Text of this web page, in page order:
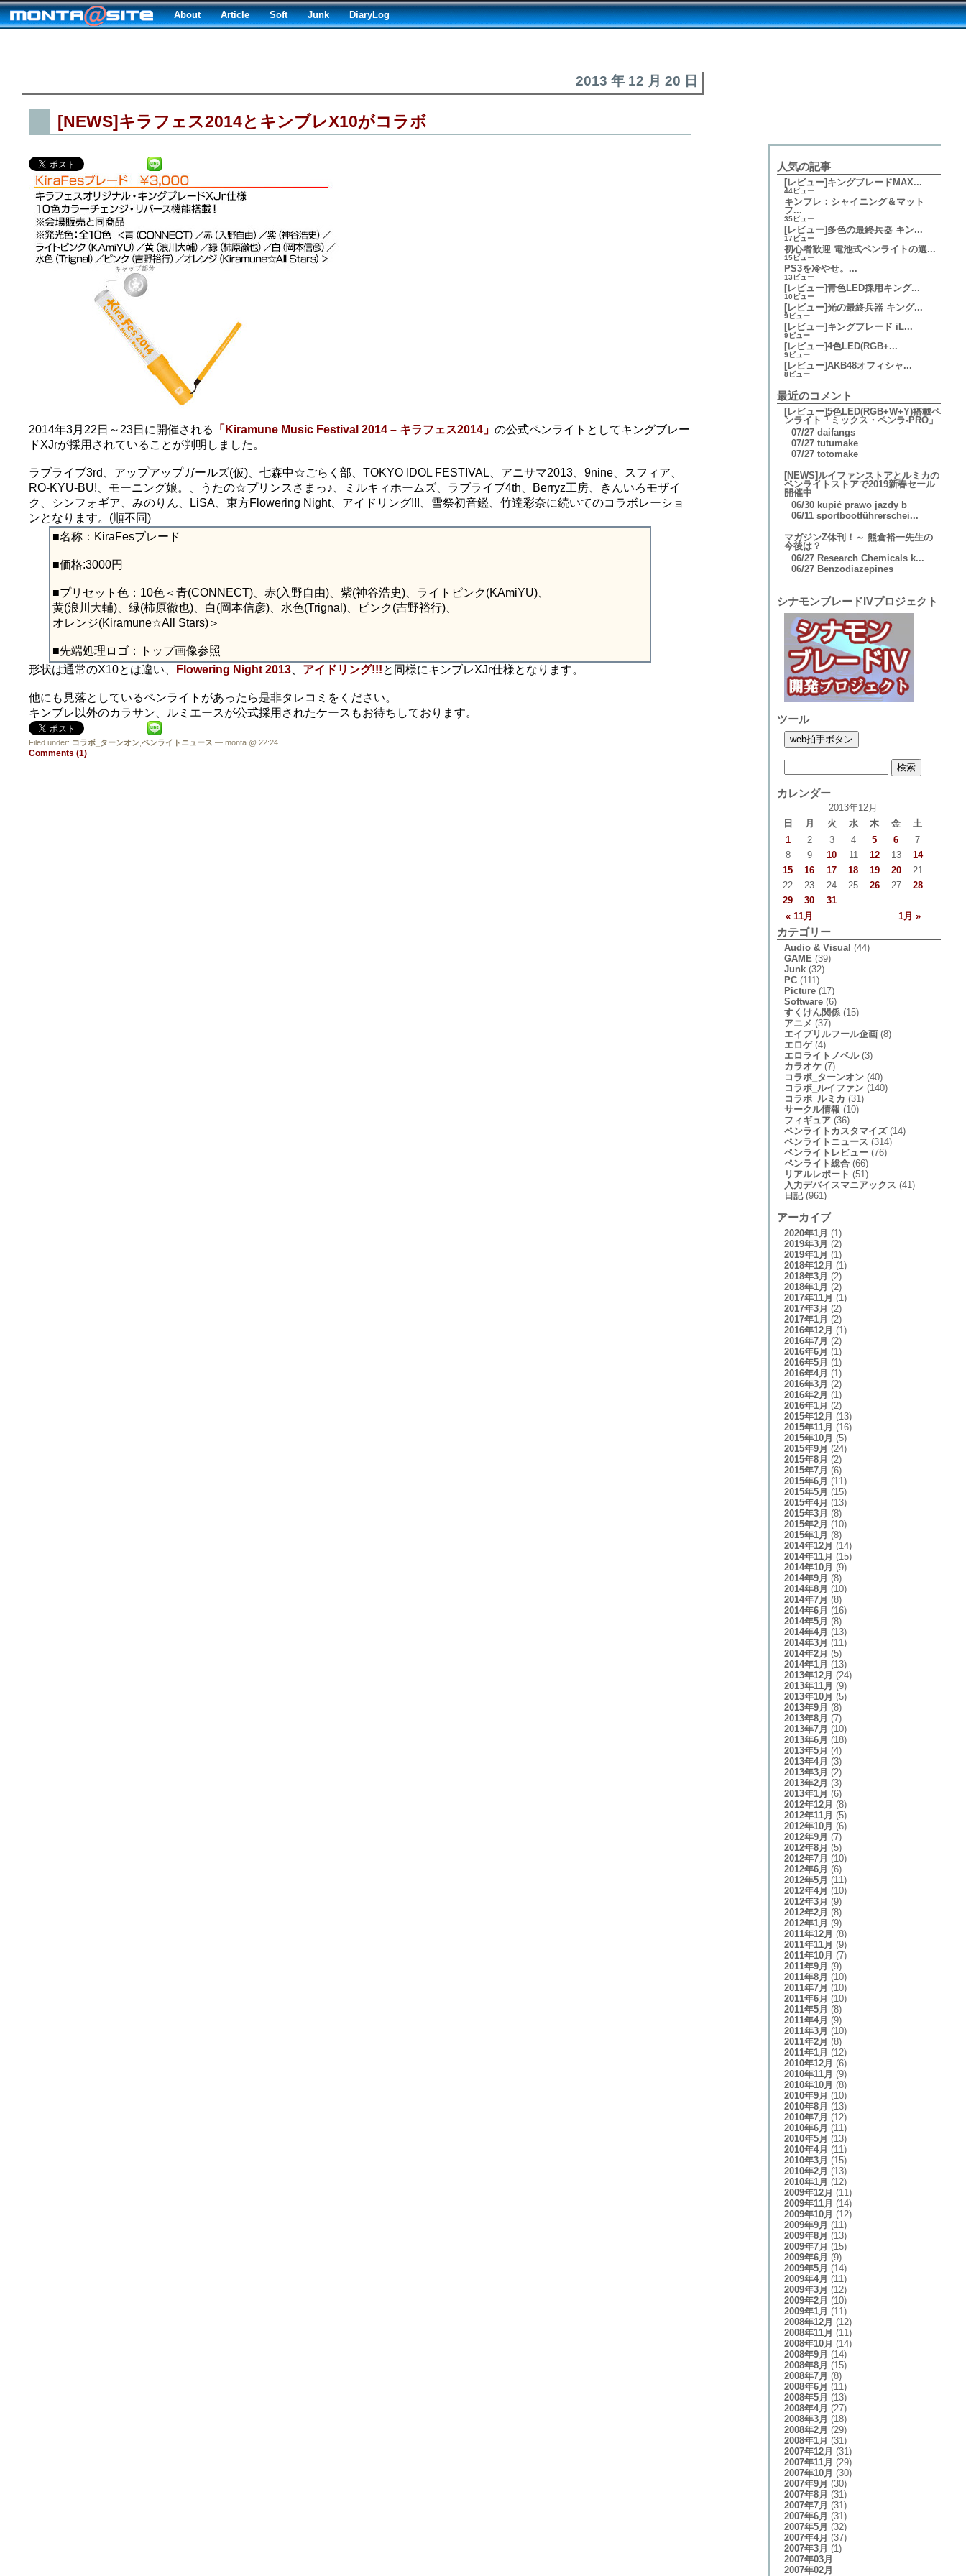
About Article Soft Junk DiaryLog
2013 年 12 月 20 日
[NEWS]キラフェス2014とキンブレX10がコラボ
2014年3月22日～23日に開催される 「Kiramune Music Festival 2014 – キラフェス2014」 の公式ペンライトとしてキングブレー
ドXJrが採用されていることが判明しました。
ラブライブ3rd、アップアップガールズ(仮)、七森中☆ごらく部、TOKYO IDOL FESTIVAL、アニサマ2013、9nine、スフィア、
RO-KYU-BU!、モーニング娘。、うたの☆プリンスさまっ♪、ミルキィホームズ、ラブライブ4th、Berryz工房、きんいろモザイ
ク、シンフォギア、みのりん、LiSA、東方Flowering Night、アイドリング!!!、雪祭初音鑑、竹達彩奈に続いてのコラボレーショ
ンとなります。(順不同)
■名称：KiraFesブレード
■価格:3000円
■プリセット色：10色＜青(CONNECT)、赤(入野自由)、紫(神谷浩史)、ライトピンク(KAmiYU)、
黄(浪川大輔)、緑(柿原徹也)、白(岡本信彦)、水色(Trignal)、ピンク(吉野裕行)、
オレンジ(Kiramune☆All Stars)＞
■先端処理ロゴ：トップ画像参照
形状は通常のX10とは違い、
Flowering Night 2013 アイドリング!!!と同様にキンブレXJr仕様となります。
他にも見落としているペンライトがあったら是非タレコミをください。
キンブレ以外のカラサン、ルミエースが公式採用されたケースもお待ちしております。
Filed under: コラボ_ターンオン ペンライトニュース — monta @ 22:24
Comments (1)
人気の記事
[レビュー]キングブレードMAX...
44ビュー
キンブレ：シャイニング＆マット
フ...
35ビュー
[レビュー]多色の最終兵器 キン...
17ビュー
初心者歓迎 電池式ペンライトの選...
15ビュー
PS3を冷やせ。...
13ビュー
[レビュー]青色LED採用キング...
10ビュー
[レビュー]光の最終兵器 キング...
9ビュー
[レビュー]キングブレード iL...
9ビュー
[レビュー]4色LED(RGB+...
9ビュー
[レビュー]AKB48オフィシャ...
8ビュー
最近のコメント
[レビュー]5色LED(RGB+W+Y)搭載ペ
ンライト「ミックス・ペンラ-PRO」
07/27 daifangs
07/27 tutumake
07/27 totomake
[NEWS]ルイファンストアとルミカの
ペンライトストアで2019新春セール
開催中
06/30 kupić prawo jazdy b
06/11 sportbootführerschei...
マガジンZ休刊！～ 熊倉裕一先生の
今後は？
06/27 Research Chemicals k...
06/27 Benzodiazepines
シナモンブレードIVプロジェクト
ツール
カレンダー
2013年12月
日
月 火 水 木 金 土
« 11月 1月 »
1 2 3 4 5 6
7
8
9 10 11 12 13
14
15
16 17 18 19 20
21
22
23 24 25 26 27
28
29
30 31
カテゴリー
Audio & Visual (44)
GAME (39)
Junk(32)
PC(111)
Picture(17)
Software(6)
すくけん関係(15)
アニメ (37)
エイプリルフール企画(8)
エロゲ(4)
エロライトノベル(3)
カラオケ(7)
コラボ_ターンオン(40)
コラボ_ルイファン(140)
コラボ_ルミカ (31)
サークル情報 (10)
フィギュア(36)
ペンライトカスタマイズ(14)
ペンライトニュース (314)
ペンライトレビュー(76)
ペンライト総合(66)
リアルレポート (51)
入力デバイスマニアックス (41)
日記(961)
アーカイブ
2020年1月 (1)
2019年3月 (2)
2019年1月 (1)
2018年12月 (1)
2018年3月 (2)
2018年1月 (2)
2017年11月 (1)
2017年3月 (2)
2017年1月 (2)
2016年12月 (1)
2016年7月 (2)
2016年6月 (1)
2016年5月 (1)
2016年4月 (1)
2016年3月 (2)
2016年2月 (1)
2016年1月 (2)
2015年12月 (13)
2015年11月 (16)
2015年10月 (5)
2015年9月 (24)
2015年8月 (2)
2015年7月 (6)
2015年6月 (11)
2015年5月 (15)
2015年4月 (13)
2015年3月 (8)
2015年2月 (10)
2015年1月 (8)
2014年12月 (14)
2014年11月 (15)
2014年10月 (9)
2014年9月 (8)
2014年8月 (10)
2014年7月 (8)
2014年6月 (16)
2014年5月 (8)
2014年4月 (13)
2014年3月 (11)
2014年2月 (5)
2014年1月 (13)
2013年12月 (24)
2013年11月 (9)
2013年10月 (5)
2013年9月 (8)
2013年8月 (7)
2013年7月 (10)
2013年6月 (18)
2013年5月 (4)
2013年4月 (3)
2013年3月 (2)
2013年2月 (3)
2013年1月 (6)
2012年12月 (8)
2012年11月 (5)
2012年10月 (6)
2012年9月 (7)
2012年8月 (5)
2012年7月 (10)
2012年6月 (6)
2012年5月 (11)
2012年4月 (10)
2012年3月 (9)
2012年2月 (8)
2012年1月 (9)
2011年12月 (8)
2011年11月 (9)
2011年10月 (7)
2011年9月 (9)
2011年8月 (10)
2011年7月 (10)
2011年6月 (10)
2011年5月 (8)
2011年4月 (9)
2011年3月 (10)
2011年2月 (8)
2011年1月 (12)
2010年12月 (6)
2010年11月 (9)
2010年10月 (8)
2010年9月 (10)
2010年8月 (13)
2010年7月 (12)
2010年6月 (11)
2010年5月 (13)
2010年4月 (11)
2010年3月 (15)
2010年2月 (13)
2010年1月 (12)
2009年12月 (11)
2009年11月 (14)
2009年10月 (12)
2009年9月 (11)
2009年8月 (13)
2009年7月 (15)
2009年6月 (9)
2009年5月 (14)
2009年4月 (11)
2009年3月 (12)
2009年2月 (10)
2009年1月 (11)
2008年12月 (12)
2008年11月 (11)
2008年10月 (14)
2008年9月 (14)
2008年8月 (15)
2008年7月 (8)
2008年6月 (11)
2008年5月 (13)
2008年4月 (27)
2008年3月 (18)
2008年2月 (29)
2008年1月 (31)
2007年12月 (31)
2007年11月 (29)
2007年10月 (30)
2007年9月 (30)
2007年8月 (31)
2007年7月 (31)
2007年6月 (31)
2007年5月 (32)
2007年4月 (37)
2007年3月 (1)
2007年03月
2007年02月